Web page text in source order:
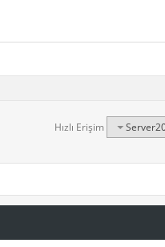
Hızlı Erişim